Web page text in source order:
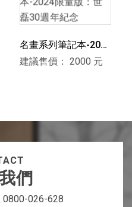
名畫系列筆記本-2024
限量版：世磊30週年
建議售價： 2000 元
們
0800-026-628